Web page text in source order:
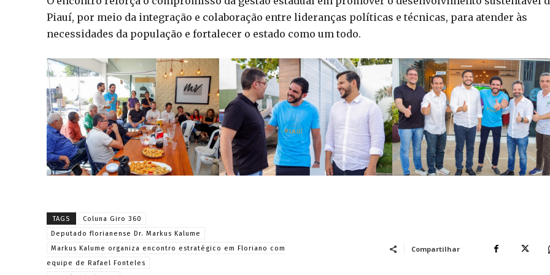
Piauí, por meio da integração e colaboração entre lideranças políticas e técnicas, para atender às
necessidades da população e fortalecer o estado como um todo.
TAGS
Coluna Giro 360
Deputado florianense Dr. Markus Kalume
Markus Kalume organiza encontro estratégico em Floriano com
equipe de Rafael Fonteles
Compartilhar